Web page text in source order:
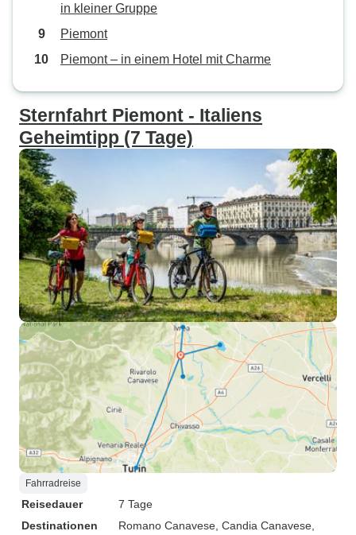
in kleiner Gruppe
Piemont
Piemont – in einem Hotel mit Charme
Sternfahrt Piemont - Italiens
Geheimtipp (7 Tage)
Fahrradreise
Reisedauer
7 Tage
Destinationen
Romano Canavese , Candia Canavese